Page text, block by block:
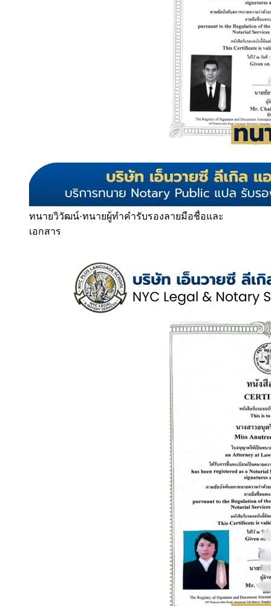
ทนายวิวัฒน์·ทนายผู้ทำคำรับรองลายมือชื่อและ
เอกสาร